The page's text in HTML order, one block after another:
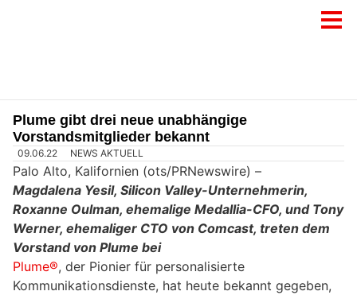
Plume gibt drei neue unabhängige
Vorstandsmitglieder bekannt
09.06.22 NEWS AKTUELL
Palo Alto, Kalifornien (ots/PRNewswire) –
Magdalena Yesil, Silicon Valley-Unternehmerin,
Roxanne Oulman, ehemalige Medallia-CFO, und Tony
Werner, ehemaliger CTO von Comcast, treten dem
Vorstand von Plume bei
Plume®, der Pionier für personalisierte
Kommunikationsdienste, hat heute bekannt gegeben,